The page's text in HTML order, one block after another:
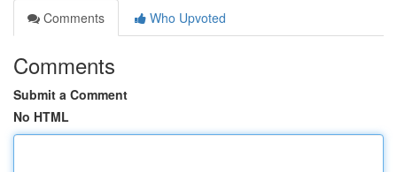
Comments
Who Upvoted
Comments
Submit a Comment
No HTML